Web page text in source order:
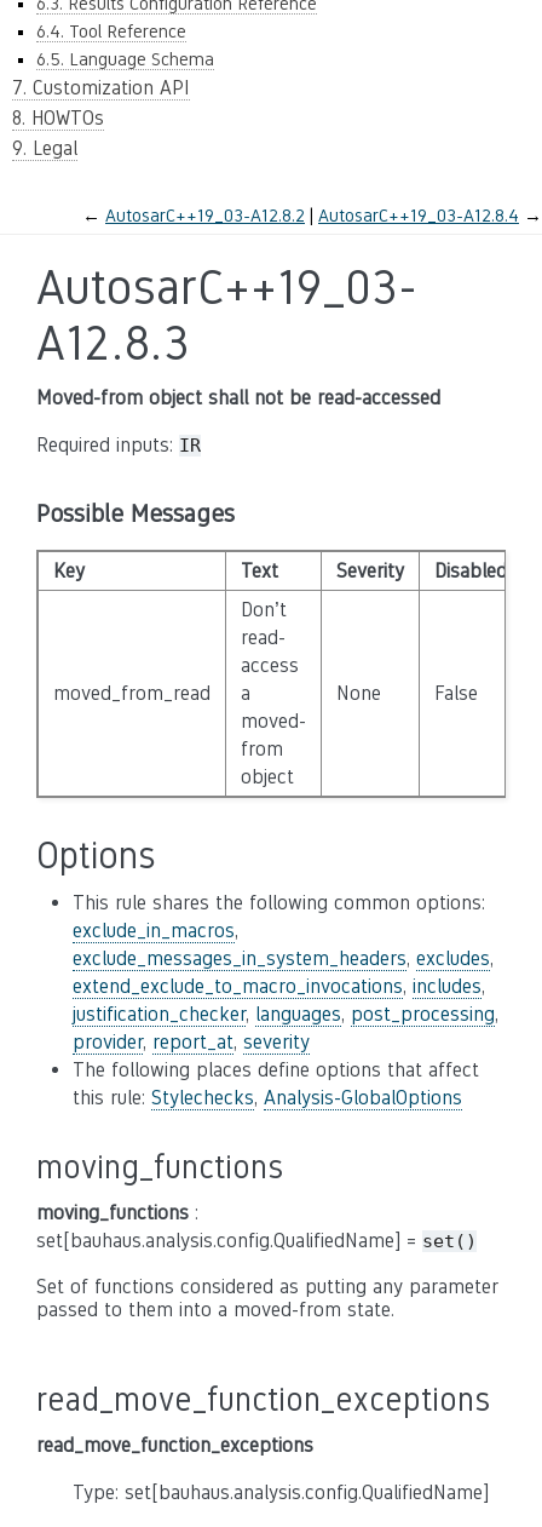
6.4. Tool Reference
6.5. Language Schema
7. Customization API
8. HOWTOs
9. Legal
← AutosarC++19_03-A12.8.2 AutosarC++19_03-A12.8.4 →
AutosarC++19_03-
A12.8.3
Moved-from object shall not be read-accessed
Required inputs: IR
Possible Messages
Key Text Severity Disabled
moved_from_read
Don’t
read-
access
a
moved-
from
object
None False
Options
This rule shares the following common options:
exclude_in_macros,
exclude_messages_in_system_headers, excludes,
extend_exclude_to_macro_invocations, includes,
justification_checker, languages, post_processing,
provider, report_at, severity
The following places define options that affect
this rule: Stylechecks, Analysis-GlobalOptions
moving_functions
moving_functions :
set[bauhaus.analysis.config.QualifiedName] = set()
Set of functions considered as putting any parameter
passed to them into a moved-from state.
read_move_function_exceptions
read_move_function_exceptions
Type: set[bauhaus.analysis.config.QualifiedName]